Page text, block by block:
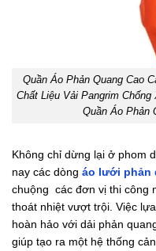
Quần Áo Phản Quang Cao
Chất Liệu Vải Pangrim
Quần Áo Phản
Không chỉ dừng lại ở phom
nay các dòng áo lưới phản
chuộng các đơn vị thi công
thoát nhiệt vượt trội. Việc
hoàn hảo với dải phản
giúp tạo ra một hệ thống